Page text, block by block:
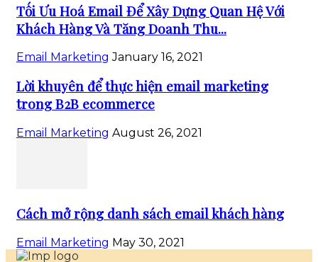
Tối Ưu Hoá Email Để Xây Dựng Quan Hệ Với
Khách Hàng Và Tăng Doanh Thu...
Email Marketing January 16, 2021
Lời khuyên để thực hiện email marketing
trong B2B ecommerce
Email Marketing August 26, 2021
Cách mở rộng danh sách email khách hàng
Email Marketing May 30, 2021